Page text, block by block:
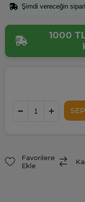
Şimdi vereceğin
1000
Favorilere
Ekle